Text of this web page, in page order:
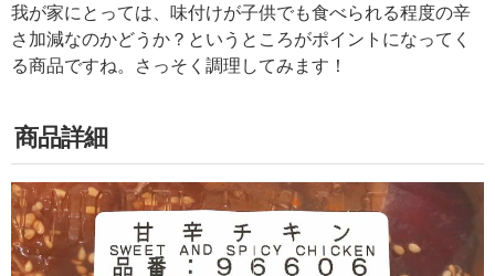
我が家にとっては、味付けが子供でも食べられる程度の辛
さ加減なのかどうか？というところがポイントになってく
る商品ですね。さっそく調理してみます！
商品詳細